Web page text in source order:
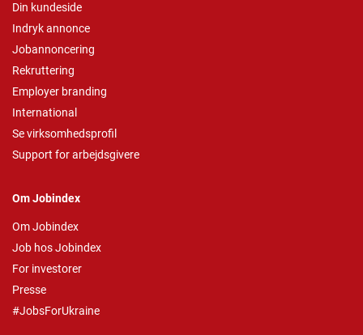
Din kundeside
Indryk annonce
Jobannoncering
Rekruttering
Employer branding
International
Se virksomhedsprofil
Support for arbejdsgivere
Om Jobindex
Om Jobindex
Job hos Jobindex
For investorer
Presse
#JobsForUkraine